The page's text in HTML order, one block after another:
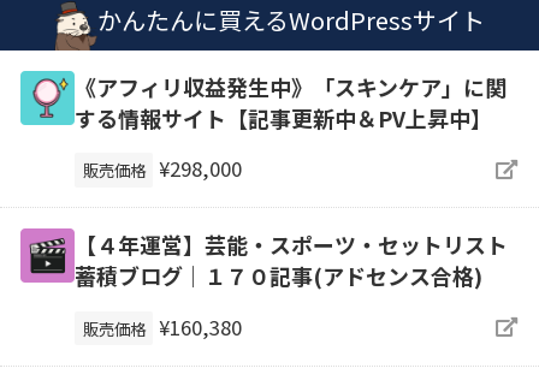
かんたんに買えるWordPressサイト
《アフィリ収益発生中》「スキンケア」に関
する情報サイト【記事更新中＆PV上昇中】
販売価格 ¥298,000
【４年運営】芸能・スポーツ・セットリスト
蓄積ブログ｜１７０記事(アドセンス合格)
販売価格 ¥160,380